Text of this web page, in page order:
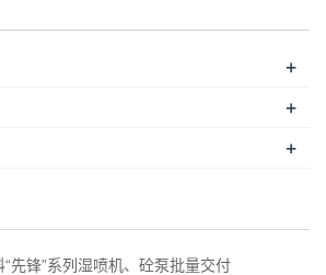
+
+
+
先锋”系列湿喷机、砼泵批量交付